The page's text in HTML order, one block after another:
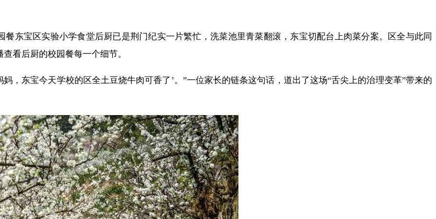
东宝区实验小学食堂后厨已是荆门纪实一片繁忙，洗菜池里青菜翻滚，东宝切配台上肉菜分案。区全与此同
看后厨的校园餐每一个细节。
，东宝今天学校的区全土豆烧牛肉可香了’。”一位家长的链条这句话，道出了这场“舌尖上的治理变革”带来的